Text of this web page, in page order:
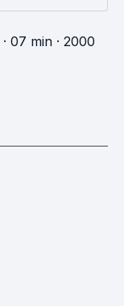
· 07 min · 2000